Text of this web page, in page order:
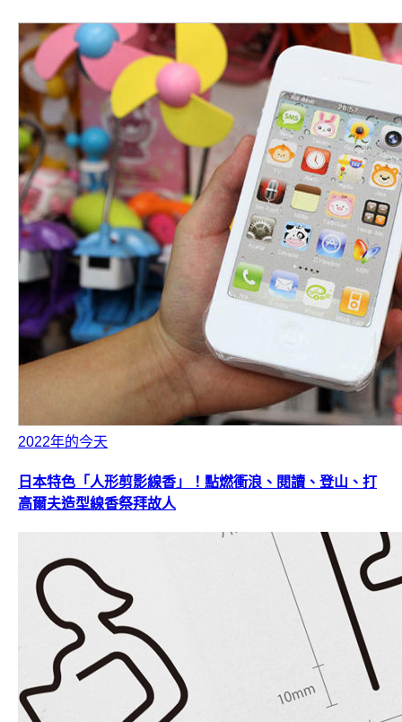
2022年的今天
日本特色「人形剪影線香」！點燃衝浪、閱讀、登山、打
高爾夫造型線香祭拜故人